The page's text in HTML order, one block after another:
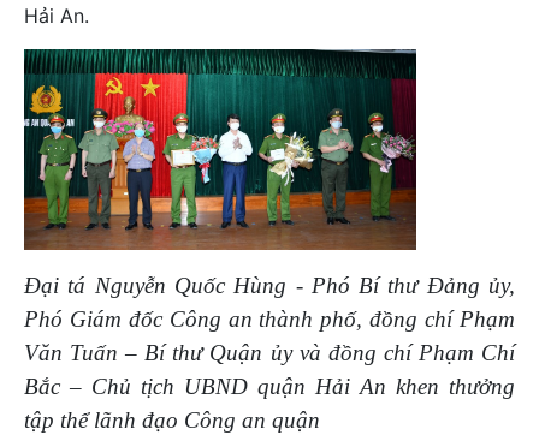
Hải An.
Đại tá Nguyễn Quốc Hùng - Phó Bí thư Đảng ủy,
Phó Giám đốc Công an thành phố, đồng chí Phạm
Văn Tuấn – Bí thư Quận ủy và đồng chí Phạm Chí
Bắc – Chủ tịch UBND quận Hải An khen thưởng
tập thể lãnh đạo Công an quận